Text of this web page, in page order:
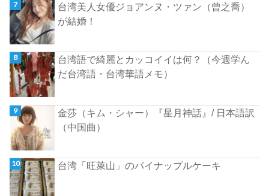
台湾美人女優ジョアンヌ・ツァン（曾之喬）
が結婚！
台湾語で綺麗とカッコイイは何？（今週学ん
だ台湾語・台湾華語メモ）
金莎（キム・シャー）『星月神話』/ 日本語訳
（中国曲）
台湾「旺萊山」のパイナップルケーキ